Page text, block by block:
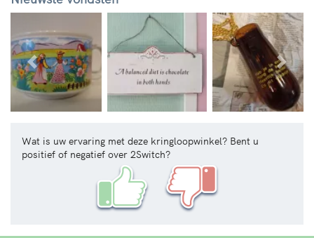
Vorige
Wat is uw ervaring met deze kringloopwinkel? Bent u
positief of negatief over 2Switch?